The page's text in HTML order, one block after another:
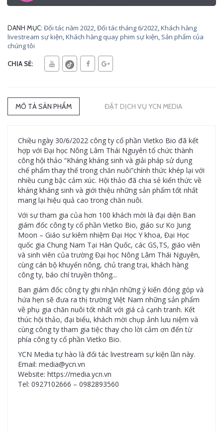
DANH MỤC: Đối tác năm 2022,Đối tác tháng 6/2022,Khách hàng
livestream sự kiện,Khách hàng quay phim sự kiện, Sản phẩm của
chúng tôi
CHIA SẺ:
MÔ TẢ SẢN PHẨM ĐẶT DỊCH VỤ YCN MEDIA
Chiều ngày 30/6/2022 công ty cổ phần Vietko Bio đã kết
hợp với Đại học Nông Lâm Thái Nguyên tổ chức thành
công hội thảo “Kháng kháng sinh và giải pháp sử dụng
chế phẩm thay thế trong chăn nuôi”chính thức khép lại với
nhiều cung bậc cảm xúc. Hội thảo đã chia sẻ kiến thức về
kháng kháng sinh và giới thiệu những sản phẩm tốt nhất
mang lại hiệu quả cao trong chăn nuôi.
Với sự tham gia của hơn 100 khách mời là đại diện Ban
giám đốc công ty cổ phần Vietko Bio, giáo sư Ko Jung
Moon – Giáo sư kiêm nhiệm Đại Học Y khoa, Đại Học
quốc gia Chung Nam Tại Hàn Quốc, các GS,TS, giáo viên
và sinh viên của trường Đại học Nông Lâm Thái Nguyên,
cùng cán bộ khuyến nông, chủ trang trại, khách hàng
công ty, báo chí truyền thông...
Ban giám đốc công ty ghi nhận những ý kiến đóng góp và
hứa hẹn sẽ đưa ra thị trường Việt Nam những sản phẩm
về phụ gia chăn nuôi tốt nhất với giá cả cạnh tranh. Kết
thúc hội thảo, đại biểu, khách mời chụp ảnh lưu niệm và
cùng công ty tham gia tiệc thay cho lời cảm ơn đến từ
phía công ty cổ phần Vietko Bio.
YCN Media tự hào là đối tác livestream sự kiện lần này.
Email: media@ycn.vn
Website: https://media.ycn.vn
Tel: 0927102666 – 0982893560